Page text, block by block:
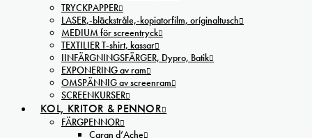
TRYCKPAPPER
LASER,-bläckstråle,-kopiatorfilm, oríginaltusch
MEDIUM för screentryck
TEXTILIER T-shirt, kassar
IINFÄRGNINGSFÄRGER, Dypro, Batik
EXPONERING av ram
OMSPÄNNIG av screenram
SCREENKURSER
KOL, KRITOR & PENNOR
FÄRGPENNOR
Caran d’Ache